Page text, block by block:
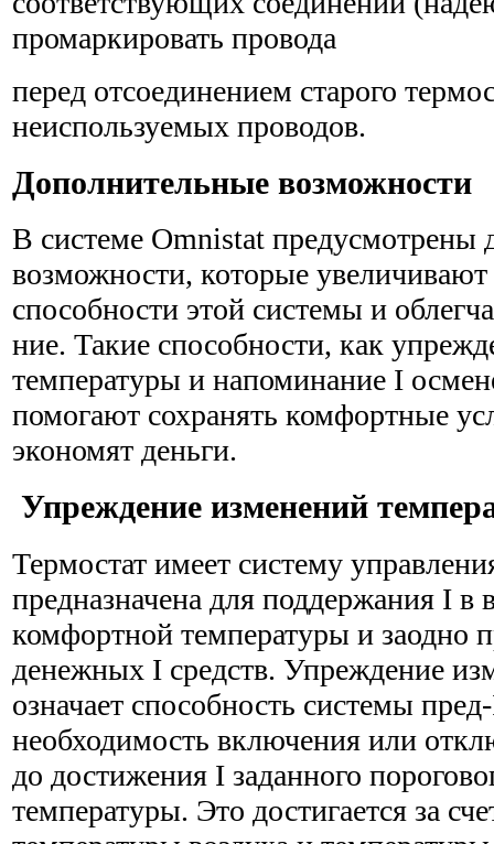
промаркировать провода
перед отсоединением старого
неиспользуемых проводов.
Дополнительные возможности
В системе Omnistat предусмотрены
возможности, которые
способности этой системы и
ние. Такие способности, как
температуры и напоминание I
помогают сохранять комфортные
экономят деньги.
Упреждение изменений
Термостат имеет систему
предназначена для поддержания I в
комфортной температуры и заодно
денежных I средств. Упреждение
означает способность системы
необходимость включения или
до достижения I заданного
температуры. Это достигается за